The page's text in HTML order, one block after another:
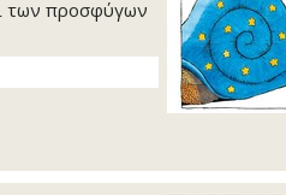
των προσφύγων